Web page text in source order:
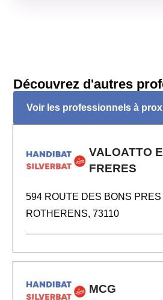
Découvrez d'autres
Voir les professionnels à
VALOATTO
FRERES
594 ROUTE DES BONS PRES
ROTHERENS, 73110
MCG